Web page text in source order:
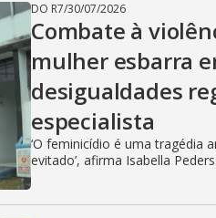
DO R7/30/07/2026
Combate à
mulher esbarra
desigualdades
especialista
‘O feminicídio é uma tragédia
evitado’, afirma Isabella